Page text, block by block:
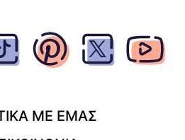
ΜΕ ΕΜΑΣ